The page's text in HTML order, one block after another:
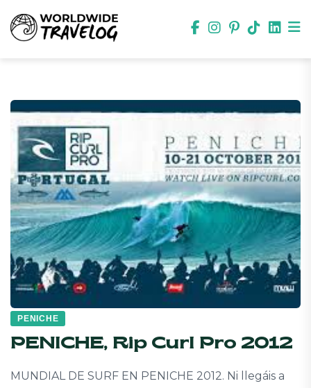
PENICHE
PENICHE, Rip Curl Pro 2012
MUNDIAL DE SURF EN PENICHE 2012. Ni llegáis a